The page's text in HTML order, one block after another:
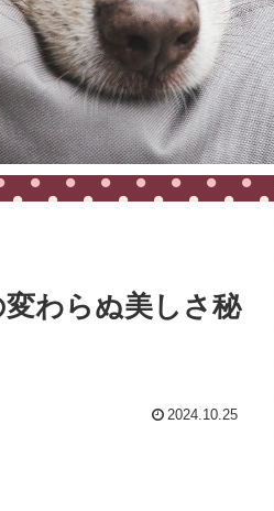
わらぬ美しさ秘
2024.10.25